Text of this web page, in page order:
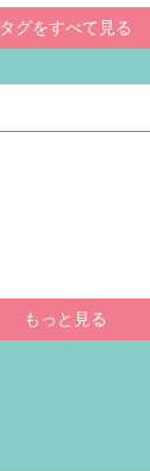
タグをすべて見る
もっと見る